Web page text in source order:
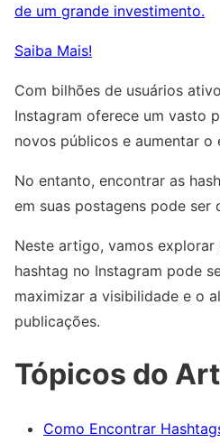
de um grande investimento.
Saiba Mais!
Com bilhões de usuários
Instagram oferece um vasto
novos públicos e aumentar o
No entanto, encontrar as
em suas postagens pode ser
Neste artigo, vamos
hashtag no Instagram pode
maximizar a visibilidade e o
publicações.
Tópicos do
Como Encontrar